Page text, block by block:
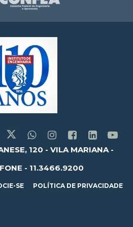
120 - VILA MARIANA -
- 11.3466.9200
SE POLÍTICA DE PRIVACIDADE